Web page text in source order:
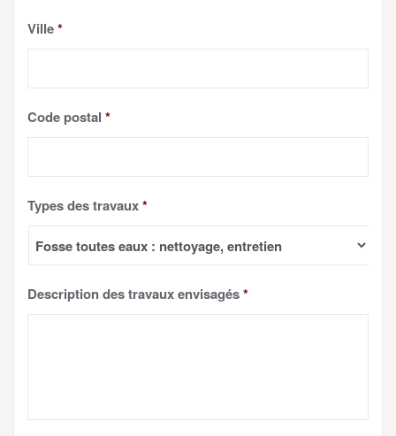
Ville*
Code postal *
Types des travaux*
Description des travaux envisagés*